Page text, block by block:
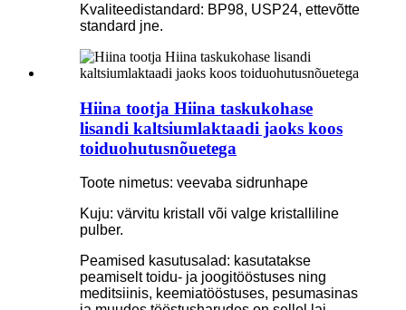
Kvaliteedistandard: BP98, USP24, ettevõtte
standard jne.
Hiina tootja Hiina taskukohase
lisandi kaltsiumlaktaadi jaoks koos
toiduohutusnõuetega
Toote nimetus: veevaba sidrunhape
Kuju: värvitu kristall või valge kristalliline
pulber.
Peamised kasutusalad: kasutatakse
peamiselt toidu- ja joogitööstuses ning
meditsiinis, keemiatööstuses, pesumasinas